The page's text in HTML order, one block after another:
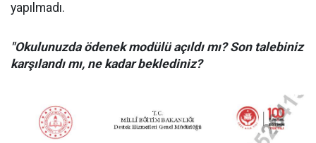
yapılmadı.
"Okulunuzda ödenek modülü açıldı mı? Son talebiniz
karşılandı mı, ne kadar beklediniz?